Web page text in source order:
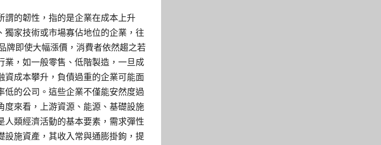
謂的韌性，指的是企業在成本上升
家技術或市場寡佔地位的企業，往
牌即使大幅漲價，消費者依然趨之若
業，如一般零售、低階製造，一旦成
成本攀升，負債過重的企業可能面
低的公司。這些企業不僅能安然度過
度來看，上游資源、能源、基礎設施
類經濟活動的基本要素，需求彈性
施資產，其收入常與通膨掛鉤，提